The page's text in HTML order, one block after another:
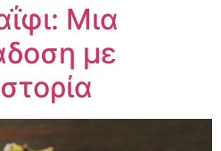
Μια
με